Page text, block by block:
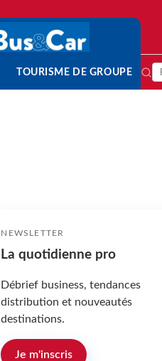
TOURISME DE GROUPE
NEWSLETTER
La quotidienne pro
Débrief business, tendances
distribution et nouveautés
destinations.
Je m'inscris